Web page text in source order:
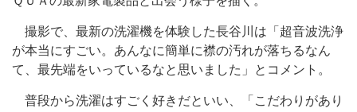
撮影で、最新の洗濯機を体験した長谷川は「超音波洗浄
が本当にすごい。あんなに簡単に襟の汚れが落ちるなん
て、最先端をいっているなと思いました」とコメント。
普段から洗濯はすごく好きだといい、「こだわりがあり